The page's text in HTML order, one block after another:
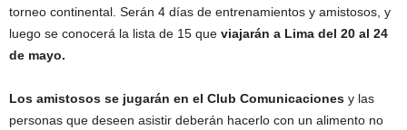
torneo continental. Serán 4 días de entrenamientos y amistosos, y
luego se conocerá la lista de 15 que viajarán a Lima del 20 al 24
de mayo.
Los amistosos se jugarán en el Club Comunicaciones y las
personas que deseen asistir deberán hacerlo con un alimento no